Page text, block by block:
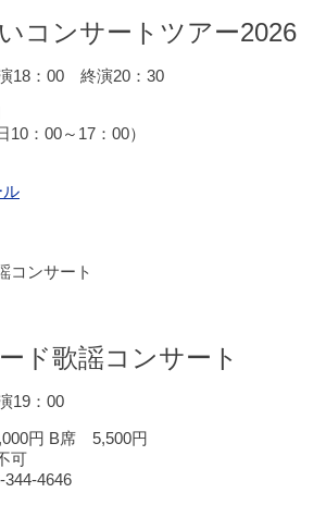
コンサートツアー2026
18：00 終演20：30
10：00～17：00）
ル
コンサート
ド歌謡コンサート
19：00
円 B席 5,500円
可
4646